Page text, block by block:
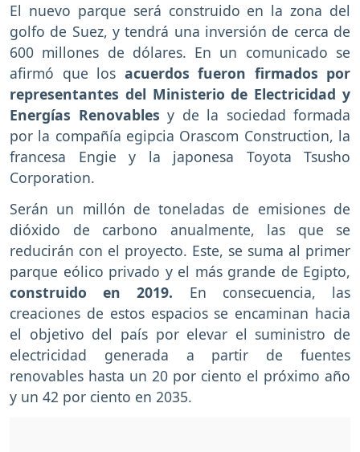
El nuevo parque será construido en la zona del
golfo de Suez, y tendrá una inversión de cerca de
600 millones de dólares. En un comunicado se
afirmó que los acuerdos fueron firmados por
representantes del Ministerio de Electricidad y
Energías Renovables y de la sociedad formada
por la compañía egipcia Orascom Construction, la
francesa Engie y la japonesa Toyota Tsusho
Corporation.
Serán un millón de toneladas de emisiones de
dióxido de carbono anualmente, las que se
reducirán con el proyecto. Este, se suma al primer
parque eólico privado y el más grande de Egipto,
construido en 2019. En consecuencia, las
creaciones de estos espacios se encaminan hacia
el objetivo del país por elevar el suministro de
electricidad generada a partir de fuentes
renovables hasta un 20 por ciento el próximo año
y un 42 por ciento en 2035.